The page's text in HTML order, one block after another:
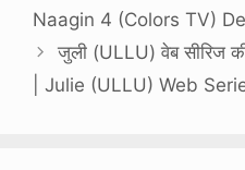
Naagin 4 (Colors TV)
जुली (ULLU) वेब सीरिज
| Julie (ULLU) Web